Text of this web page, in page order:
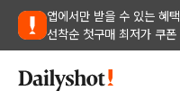
앱에서만 받을 수 있는 혜택
선착순 첫구매 최저가 쿠폰